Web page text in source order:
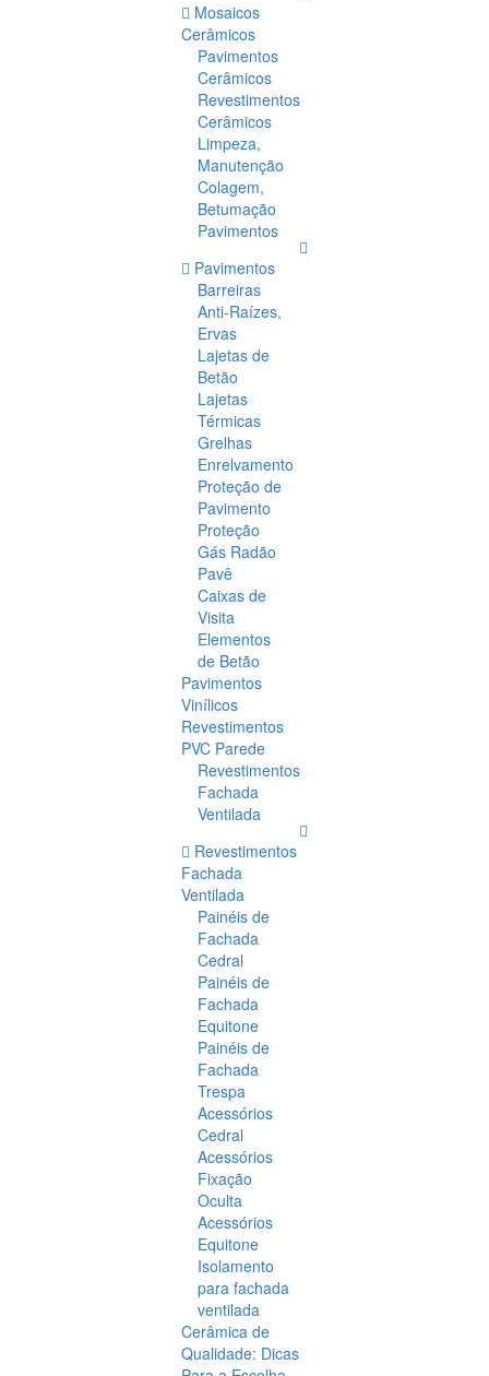
Mosaicos
Cerâmicos
Pavimentos
Cerâmicos
Revestimentos
Cerâmicos
Limpeza,
Manutenção
Colagem,
Betumação
Pavimentos
Pavimentos
Barreiras
Anti-Raízes,
Ervas
Lajetas de
Betão
Lajetas
Térmicas
Grelhas
Enrelvamento
Proteção de
Pavimento
Proteção
Gás Radão
Pavê
Caixas de
Visita
Elementos
de Betão
Pavimentos
Vinílicos
Revestimentos
PVC Parede
Revestimentos
Fachada
Ventilada
Revestimentos
Fachada
Ventilada
Painéis de
Fachada
Cedral
Painéis de
Fachada
Equitone
Painéis de
Fachada
Trespa
Acessórios
Cedral
Acessórios
Fixação
Oculta
Acessórios
Equitone
Isolamento
para fachada
ventilada
Cerâmica de
Qualidade: Dicas